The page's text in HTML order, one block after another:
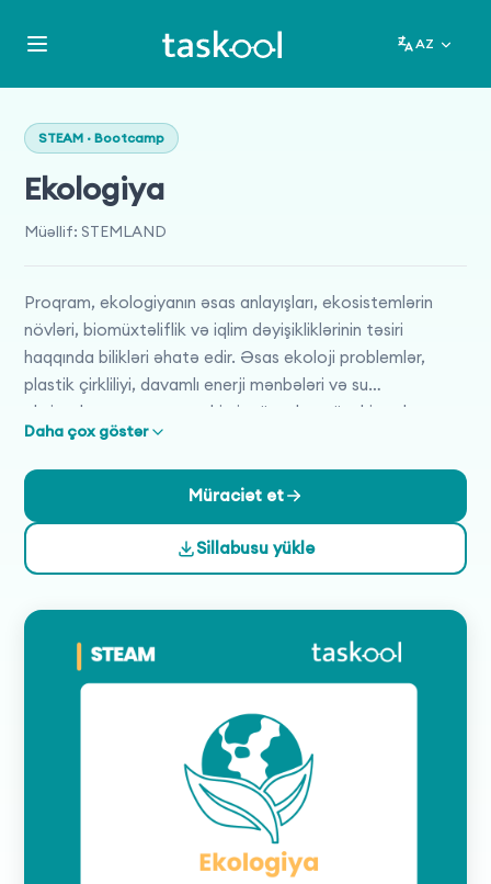
AZ
STEAM · Bootcamp
Ekologiya
Müəllif: STEMLAND
Proqram, ekologiyanın əsas anlayışları, ekosistemlərin
növləri, biomüxtəliflik və iqlim dəyişikliklərinin təsiri
haqqında bilikləri əhatə edir. Əsas ekoloji problemlər,
plastik çirkliliyi, davamlı enerji mənbələri və su
ehtiyatlarının qorunması kimi mövzular müzakirə olunur.
Yerli ekosistemlər, təbiət qoruqları və milli parkların
qorunması, qida zəncirləri və fərdi ekoloji fəaliyyətlər də
proqramın əsas mövzuları arasındadır. Proqram,
tələbələrin ekoloji problemləri anlama və onların həlli üçün
innovativ yanaşmalar inkişaf etdirmə qabiliyyətini
artırmağı hədəfləyir.
Daha çox göstər
Müraciət et
Sillabusu yüklə